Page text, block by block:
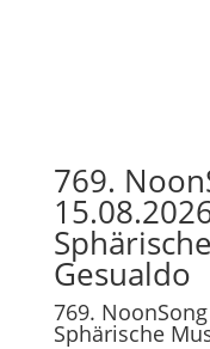
769.
Gesualdo
769.
Sphärische